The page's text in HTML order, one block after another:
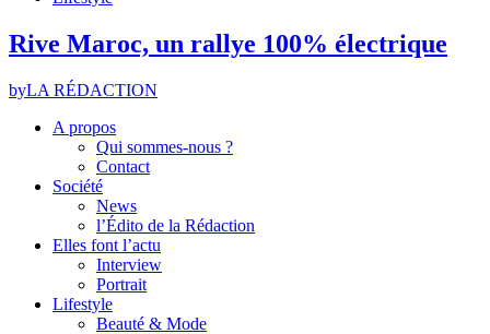
Rive Maroc, un rallye 100% électrique
byLA RÉDACTION
A propos
Qui sommes-nous ?
Contact
Société
News
l’Édito de la Rédaction
Elles font l’actu
Interview
Portrait
Lifestyle
Beauté & Mode